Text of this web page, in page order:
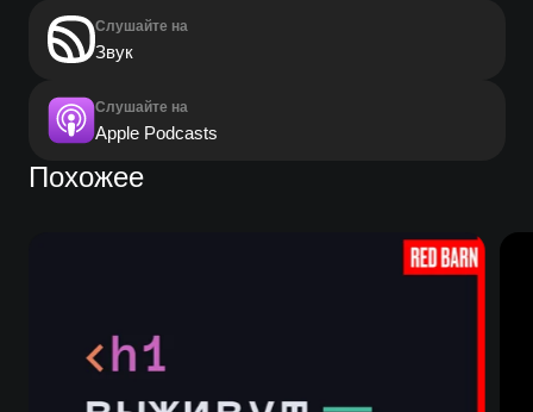
Слушайте на
Звук
Слушайте на
Apple Podcasts
Похожее